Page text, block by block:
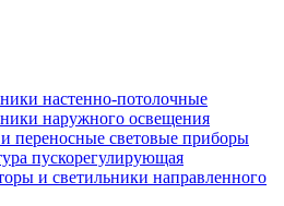
настенно-потолочные
наружного освещения
переносные световые приборы
пускорегулирующая
и светильники направленного